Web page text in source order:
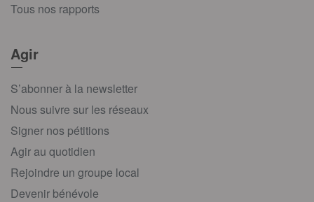
Tous nos rapports
Agir
S’abonner à la newsletter
Nous suivre sur les réseaux
Signer nos pétitions
Agir au quotidien
Rejoindre un groupe local
Devenir bénévole